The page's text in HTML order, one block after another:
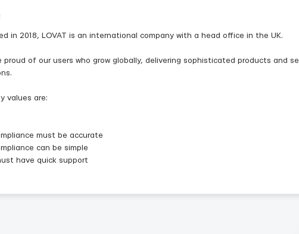
in 2018, LOVAT is an international company with a head office in the UK.
proud of our users who grow globally, delivering sophisticated products and
values are:
must be accurate
can be simple
have quick support